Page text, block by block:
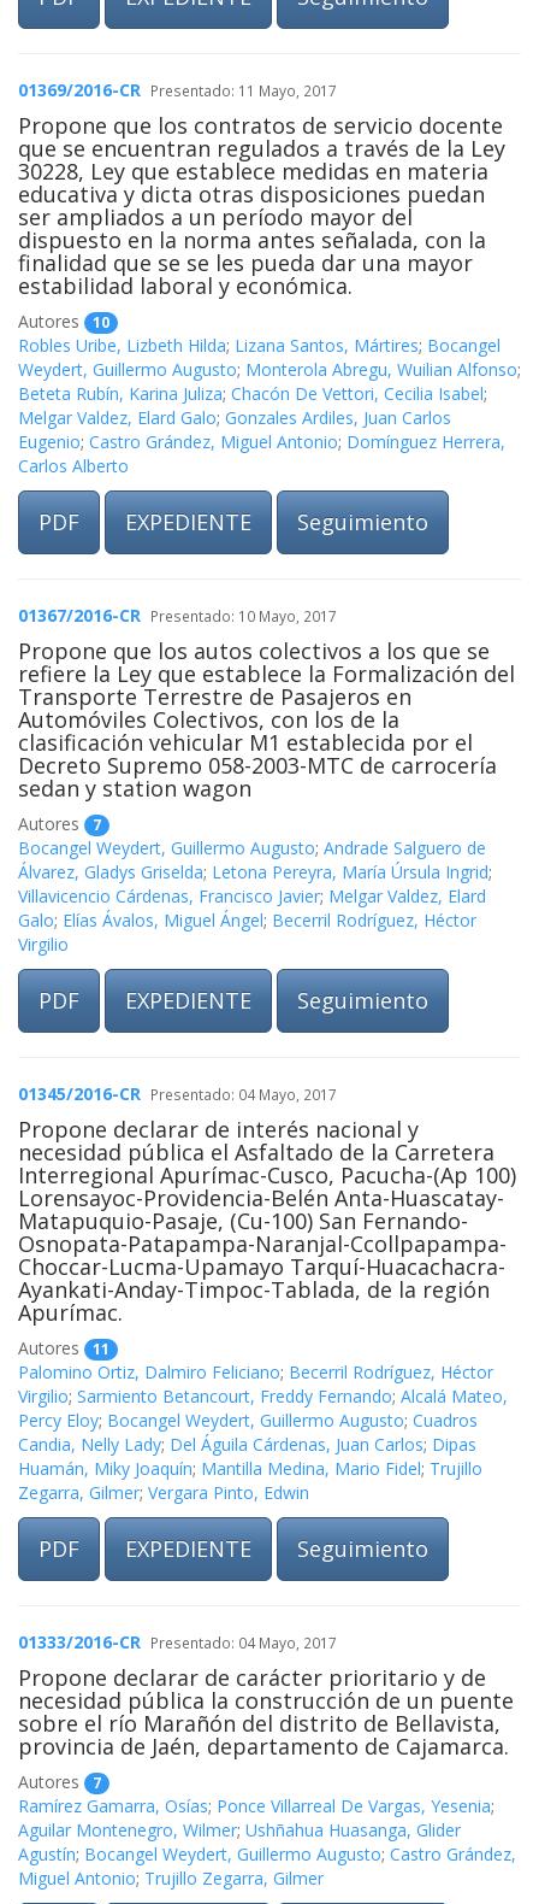
01369/2016-CR Presentado: 11 Mayo, 2017
Propone que los contratos de servicio docente
que se encuentran regulados a través de la Ley
30228, Ley que establece medidas en materia
educativa y dicta otras disposiciones puedan
ser ampliados a un período mayor del
dispuesto en la norma antes señalada, con la
finalidad que se se les pueda dar una mayor
estabilidad laboral y económica.
Autores 10
Robles Uribe, Lizbeth Hilda; Lizana Santos, Mártires; Bocangel
Weydert, Guillermo Augusto; Monterola Abregu, Wuilian Alfonso;
Beteta Rubín, Karina Juliza; Chacón De Vettori, Cecilia Isabel;
Melgar Valdez, Elard Galo; Gonzales Ardiles, Juan Carlos
Eugenio; Castro Grández, Miguel Antonio; Domínguez Herrera,
Carlos Alberto
PDF EXPEDIENTE Seguimiento
01367/2016-CR Presentado: 10 Mayo, 2017
Propone que los autos colectivos a los que se
refiere la Ley que establece la Formalización del
Transporte Terrestre de Pasajeros en
Automóviles Colectivos, con los de la
clasificación vehicular M1 establecida por el
Decreto Supremo 058-2003-MTC de carrocería
sedan y station wagon
Autores 7
Bocangel Weydert, Guillermo Augusto; Andrade Salguero de
Álvarez, Gladys Griselda; Letona Pereyra, María Úrsula Ingrid;
Villavicencio Cárdenas, Francisco Javier; Melgar Valdez, Elard
Galo; Elías Ávalos, Miguel Ángel; Becerril Rodríguez, Héctor
Virgilio
PDF EXPEDIENTE Seguimiento
01345/2016-CR Presentado: 04 Mayo, 2017
Propone declarar de interés nacional y
necesidad pública el Asfaltado de la Carretera
Interregional Apurímac-Cusco, Pacucha-(Ap 100)
Lorensayoc-Providencia-Belén Anta-Huascatay-
Matapuquio-Pasaje, (Cu-100) San Fernando-
Osnopata-Patapampa-Naranjal-Ccollpapampa-
Choccar-Lucma-Upamayo Tarquí-Huacachacra-
Ayankati-Anday-Timpoc-Tablada, de la región
Apurímac.
Autores 11
Palomino Ortiz, Dalmiro Feliciano; Becerril Rodríguez, Héctor
Virgilio; Sarmiento Betancourt, Freddy Fernando; Alcalá Mateo,
Percy Eloy; Bocangel Weydert, Guillermo Augusto; Cuadros
Candia, Nelly Lady; Del Águila Cárdenas, Juan Carlos; Dipas
Huamán, Miky Joaquín; Mantilla Medina, Mario Fidel; Trujillo
Zegarra, Gilmer; Vergara Pinto, Edwin
PDF EXPEDIENTE Seguimiento
01333/2016-CR Presentado: 04 Mayo, 2017
Propone declarar de carácter prioritario y de
necesidad pública la construcción de un puente
sobre el río Marañón del distrito de Bellavista,
provincia de Jaén, departamento de Cajamarca.
Autores 7
Ramírez Gamarra, Osías; Ponce Villarreal De Vargas, Yesenia;
Aguilar Montenegro, Wilmer; Ushñahua Huasanga, Glider
Agustín; Bocangel Weydert, Guillermo Augusto; Castro Grández,
Miguel Antonio; Trujillo Zegarra, Gilmer